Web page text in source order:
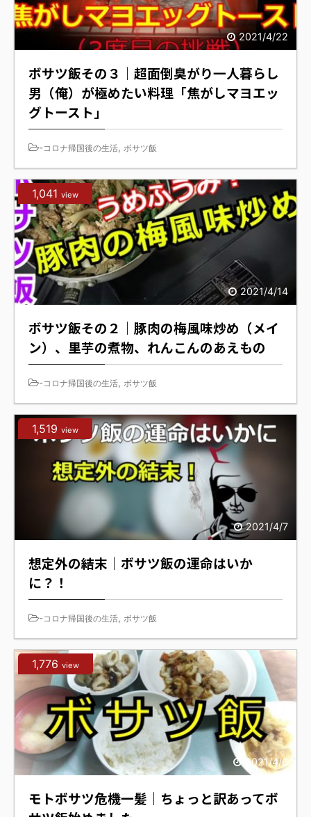
2021/4/22
ボサツ飯その３｜超面倒臭がり一人暮らし
男（俺）が極めたい料理「焦がしマヨエッ
グトースト」
-コロナ帰国後の生活, ボサツ飯
2021/4/14
1,041 view
ボサツ飯その２｜豚肉の梅風味炒め（メイ
ン）、里芋の煮物、れんこんのあえもの
-コロナ帰国後の生活, ボサツ飯
2021/4/7
1,519 view
想定外の結末｜ボサツ飯の運命はいか
に？！
-コロナ帰国後の生活, ボサツ飯
2021/4/6
1,776 view
モトボサツ危機一髪｜ちょっと訳あってボ